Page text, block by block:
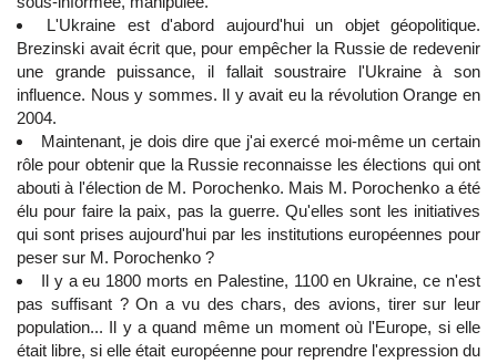
L'Ukraine est d'abord aujourd'hui un objet géopolitique.
Brezinski avait écrit que, pour empêcher la Russie de redevenir
une grande puissance, il fallait soustraire l'Ukraine à son
influence. Nous y sommes. Il y avait eu la révolution Orange en
2004.
Maintenant, je dois dire que j'ai exercé moi-même un certain
rôle pour obtenir que la Russie reconnaisse les élections qui ont
abouti à l'élection de M. Porochenko. Mais M. Porochenko a été
élu pour faire la paix, pas la guerre. Qu'elles sont les initiatives
qui sont prises aujourd'hui par les institutions européennes pour
peser sur M. Porochenko ?
Il y a eu 1800 morts en Palestine, 1100 en Ukraine, ce n'est
pas suffisant ? On a vu des chars, des avions, tirer sur leur
population... Il y a quand même un moment où l'Europe, si elle
était libre, si elle était européenne pour reprendre l'expression du